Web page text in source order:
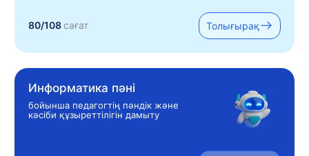
80/108сағат Толығырақ
Информатика пәні
бойынша педагогтің пәндік және
кәсіби құзыреттілігін дамыту